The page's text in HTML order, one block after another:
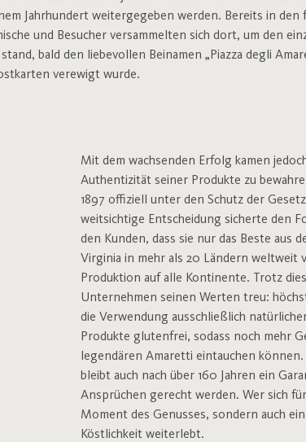
Jahrhundert weitergegeben werden. Bereits in den
und Besucher versammelten sich dort, um den
bald den liebevollen Beinamen „Piazza degli
verewigt wurde.
Mit dem wachsenden Erfolg kamen
Authentizität seiner Produkte zu
1897 offiziell unter den Schutz der
weitsichtige Entscheidung sicherte den
den Kunden, dass sie nur das Beste aus
Virginia in mehr als 20 Ländern
Produktion auf alle Kontinente. Trotz
Unternehmen seinen Werten treu:
die Verwendung ausschließlich
Produkte glutenfrei, sodass noch mehr
legendären Amaretti eintauchen
bleibt auch nach über 160 Jahren ein
Ansprüchen gerecht werden. Wer sich
Moment des Genusses, sondern auch
Köstlichkeit weiterlebt.